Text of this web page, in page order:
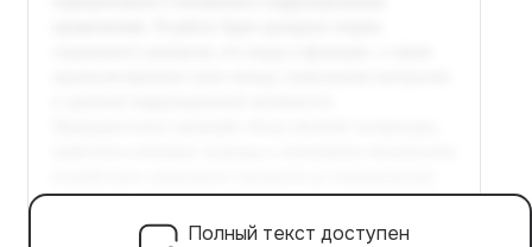
Полный текст доступен